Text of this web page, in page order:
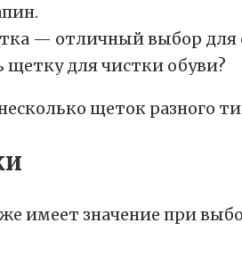
— отличный выбор для
щеток разного
имеет значение при